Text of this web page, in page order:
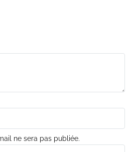
ne sera pas publiée.